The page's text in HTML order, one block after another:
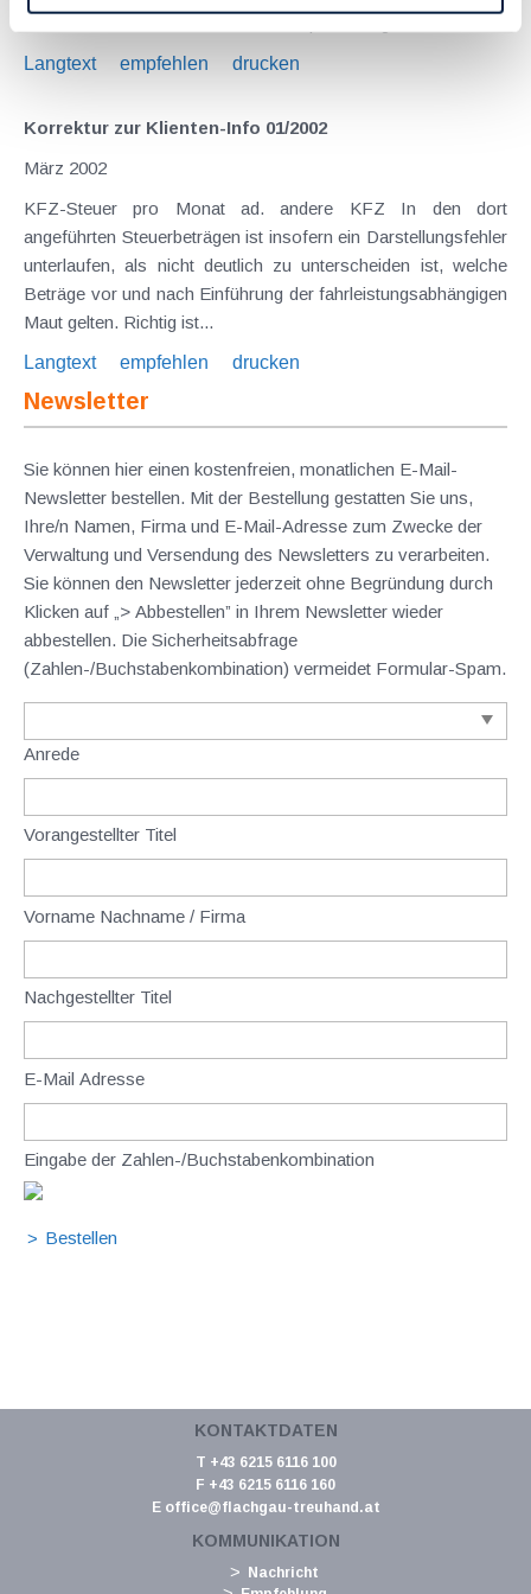
Langtext
empfehlen drucken
Korrektur zur Klienten-Info 01/2002
März 2002
KFZ-Steuer pro Monat ad. andere KFZ In den dort
angeführten Steuerbeträgen ist insofern ein Darstellungsfehler
unterlaufen, als nicht deutlich zu unterscheiden ist, welche
Beträge vor und nach Einführung der fahrleistungsabhängigen
Maut gelten. Richtig ist...
Langtext
empfehlen drucken
Newsletter
Sie können hier einen kostenfreien, monatlichen E-Mail-
Newsletter bestellen. Mit der Bestellung gestatten Sie uns,
Ihre/n Namen, Firma und E-Mail-Adresse zum Zwecke der
Verwaltung und Versendung des Newsletters zu verarbeiten.
Sie können den Newsletter jederzeit ohne Begründung durch
Klicken auf „> Abbestellen” in Ihrem Newsletter wieder
abbestellen. Die Sicherheitsabfrage
(Zahlen-/Buchstabenkombination) vermeidet Formular-Spam.
Anrede
Vorangestellter Titel
Vorname Nachname / Firma
Nachgestellter Titel
E-Mail Adresse
Eingabe der Zahlen-/Buchstabenkombination
KONTAKTDATEN
T +43 6215 6116 100
F +43 6215 6116 160
E office@flachgau-treuhand.at
KOMMUNIKATION
Nachricht